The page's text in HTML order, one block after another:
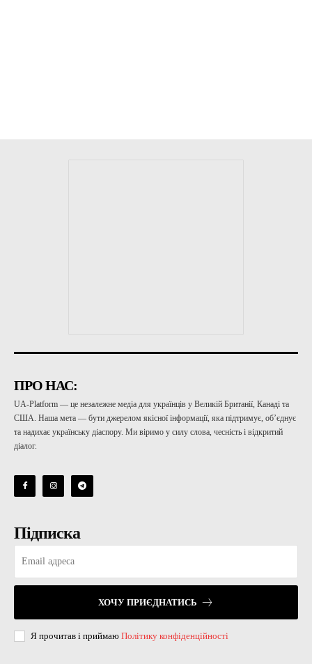
ПРО НАС:
UA-Platform — це незалежне медіа для українців у Великій Британії, Канаді та
США. Наша мета — бути джерелом якісної інформації, яка підтримує, об’єднує
та надихає українську діаспору. Ми віримо у силу слова, чесність і відкритий
діалог.
Підписка
ХОЧУ ПРИЄДНАТИСЬ
Я прочитав і приймаю Політику конфіденційності